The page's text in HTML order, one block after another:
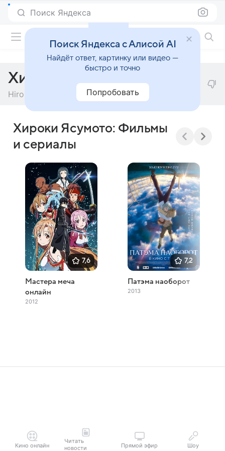
Поиск Яндекса
Хироки Ясумото
Hiroki Yasumoto
Хироки Ясумото: Фильмы
и сериалы
7,6
Мастера меча
онлайн
2012
7,2
Патэма наоборот
2013
Кино онлайн
Читать
новости
Прямой эфир Шоу
Поиск Яндекса с Алисой AI
Найдёт ответ, картинку или видео —
быстро и точно
Попробовать